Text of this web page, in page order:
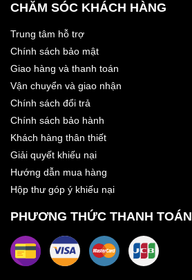
CHĂM SÓC KHÁCH HÀNG
Trung tâm hỗ trợ
Chính sách bảo mật
Giao hàng và thanh toán
Vận chuyển và giao nhận
Chính sách đổi trả
Chính sách bảo hành
Khách hàng thân thiết
Giải quyết khiếu nại
Hướng dẫn mua hàng
Hộp thư góp ý khiếu nại
PHƯƠNG THỨC THANH TOÁN